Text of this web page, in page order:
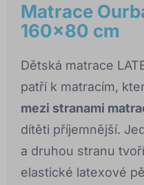
Matrace
160x80 cm
Dětská matrace
patří k matracím,
mezi stranami
dítěti příjemnější.
a druhou stranu
elastické latexové